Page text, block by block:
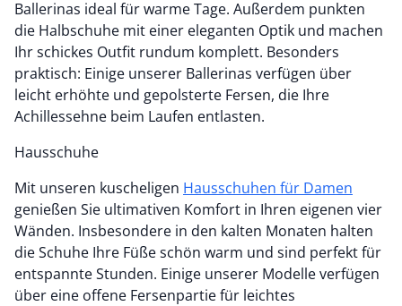
Ballerinas ideal für warme Tage. Außerdem punkten
die Halbschuhe mit einer eleganten Optik und machen
Ihr schickes Outfit rundum komplett. Besonders
praktisch: Einige unserer Ballerinas verfügen über
leicht erhöhte und gepolsterte Fersen, die Ihre
Achillessehne beim Laufen entlasten.
Hausschuhe
Mit unseren kuscheligen Hausschuhen für Damen
genießen Sie ultimativen Komfort in Ihren eigenen vier
Wänden. Insbesondere in den kalten Monaten halten
die Schuhe Ihre Füße schön warm und sind perfekt für
entspannte Stunden. Einige unserer Modelle verfügen
über eine offene Fersenpartie für leichtes